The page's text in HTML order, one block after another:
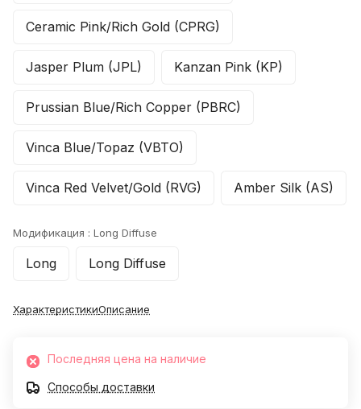
Ceramic Pink/Rich Gold (CPRG)
Jasper Plum (JPL) Kanzan Pink (KP)
Prussian Blue/Rich Copper (PBRC)
Vinca Blue/Topaz (VBTO)
Vinca Red Velvet/Gold (RVG) Amber Silk (AS)
Модификация : Long Diffuse
Long Long Diffuse
ХарактеристикиОписание
Последняя цена на наличие
Способы доставки